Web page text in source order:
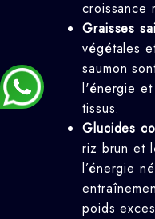
croissance
Graisses
végétales
saumon
l'énergie et
tissus.
Glucides
riz brun et
l’énergie
poids